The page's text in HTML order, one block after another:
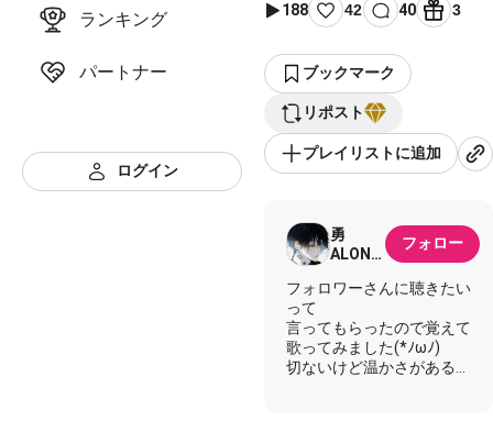
ランキング
パートナー
ログイン
188 42 40 3
ブックマーク
リポスト
プレイリストに追加
勇
ALONE(
`*)੭))
フォロー
フォロワーさんに聴きたい
って
言ってもらったので覚えて
歌ってみました(*ﾉωﾉ)
切ないけど温かさがある曲